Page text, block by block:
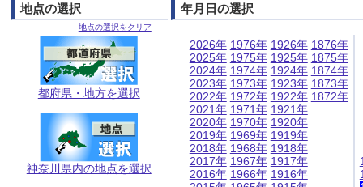
地点の選択
地点の選択をクリア
都府県・地方を選択
神奈川県内の地点を選択
年月日の選択
2026年
2025年
2024年
2023年
2022年
2021年
2020年
2019年
2018年
2017年
2016年
1976年
1975年
1974年
1973年
1972年
1971年
1970年
1969年
1968年
1967年
1966年
1926年
1925年
1924年
1923年
1922年
1921年
1920年
1919年
1918年
1917年
1916年
1876年
1875年
1874年
1873年
1872年